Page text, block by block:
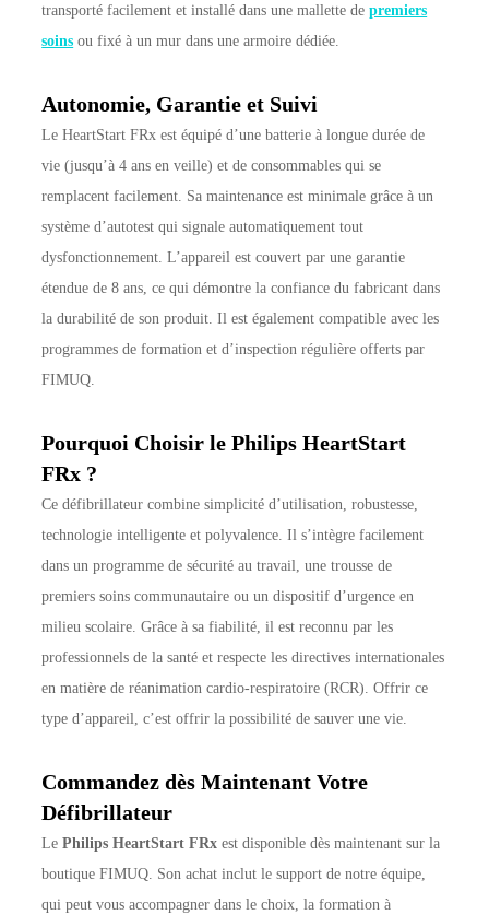
transporté facilement et installé dans une mallette depremiers
soins ou fixé à un mur dans une armoire dédiée.
Autonomie, Garantie et Suivi
Le HeartStart FRx est équipé d’une batterie à longue durée de
vie (jusqu’à 4 ans en veille) et de consommables qui se
remplacent facilement. Sa maintenance est minimale grâce à un
système d’autotest qui signale automatiquement tout
dysfonctionnement. L’appareil est couvert par une garantie
étendue de 8 ans, ce qui démontre la confiance du fabricant dans
la durabilité de son produit. Il est également compatible avec les
programmes de formation et d’inspection régulière offerts par
FIMUQ.
Pourquoi Choisir le Philips HeartStart
FRx ?
Ce défibrillateur combine simplicité d’utilisation, robustesse,
technologie intelligente et polyvalence. Il s’intègre facilement
dans un programme de sécurité au travail, une trousse de
premiers soins communautaire ou un dispositif d’urgence en
milieu scolaire. Grâce à sa fiabilité, il est reconnu par les
professionnels de la santé et respecte les directives internationales
en matière de réanimation cardio-respiratoire (RCR). Offrir ce
type d’appareil, c’est offrir la possibilité de sauver une vie.
Commandez dès Maintenant Votre
Défibrillateur
LePhilips HeartStart FRx est disponible dès maintenant sur la
boutique FIMUQ. Son achat inclut le support de notre équipe,
qui peut vous accompagner dans le choix, la formation à